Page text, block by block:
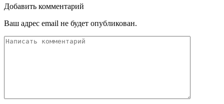
Добавить комментарий
Ваш адрес email не будет опубликован.